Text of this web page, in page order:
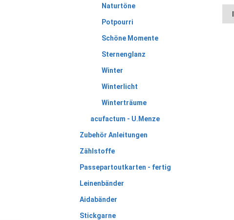
Naturtöne
Potpourri
Schöne Momente
Sternenglanz
Winter
Winterlicht
Winterträume
acufactum - U.Menze
Zubehör Anleitungen
Zählstoffe
Passepartoutkarten - fertig
Leinenbänder
Aidabänder
Stickgarne